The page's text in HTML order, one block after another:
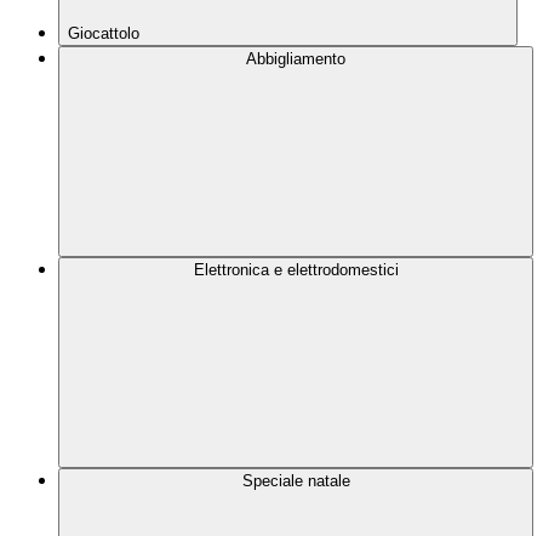
Giocattolo
Abbigliamento
Elettronica e elettrodomestici
Speciale natale